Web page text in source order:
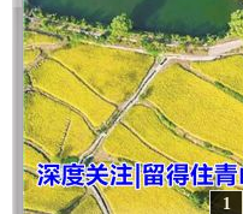
1